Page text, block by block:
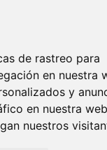
de rastreo para
en nuestra
y
en nuestra
nuestros